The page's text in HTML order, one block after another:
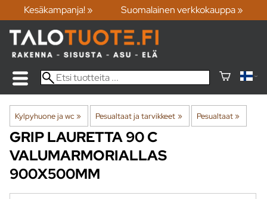
Kesäkampanja! » Suomalainen verkkokauppa »
Kylpyhuone ja wc‪» Pesualtaat ja tarvikkeet ‪» Pesualtaat‪»
GRIPLAURETTA 90 C
VALUMARMORIALLAS
900X500MM